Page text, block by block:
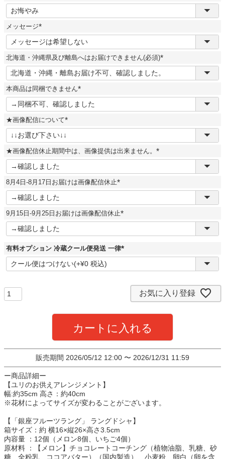
(
必
須
)
メッセージ
(
必
須
)
北海道・沖縄県及び離島へはお届けできません(必須)
(
必
須
本商品は同梱できません
(
必
須
★画像配信について
(
必
須
)
★画像配信休止期間中は、画像提供は出来ません。
(
須
8月4日-8月17日お届けは画像配信休止
(
須
)
9月15日-9月25日お届けは画像配信休止
(
須
)
有料オプション 冷蔵クール便発送 一律
(
須
お気に入り登録
カートに入れる
販売期間 2026/05/12 12:00 〜 2026/12/31 11:59
ー商品詳細ー
【ユリのお供えアレンジメント】
幅:約35cm 高さ：約40cm
※花材によってサイズが変わることがございます。
【「銀座フルーツラング」 ラングドシャ】
箱サイズ：約 横16×縦26×高さ3.5cm
内容量 ：12個（メロン8個、いちご4個）
原材料 ：【メロン】チョコレートコーチング（植物油脂、乳糖、砂
糖、全粉乳、ココアバター）（国内製造）、小麦粉、卵白（卵を含